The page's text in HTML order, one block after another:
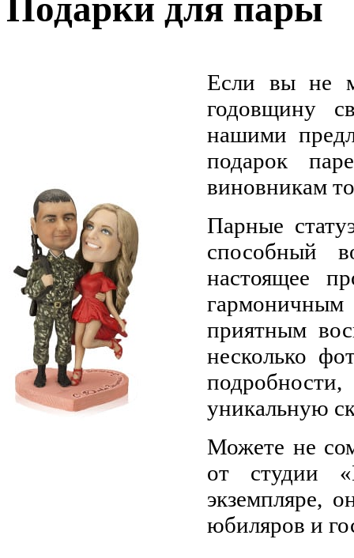
Подарки для пары
Если вы не
годовщину
нашими
подарок
виновникам
Парные
способный
настоящее
приятным
несколько
уникальную
Можете не
от студии
экземпляре,
юбиляров и